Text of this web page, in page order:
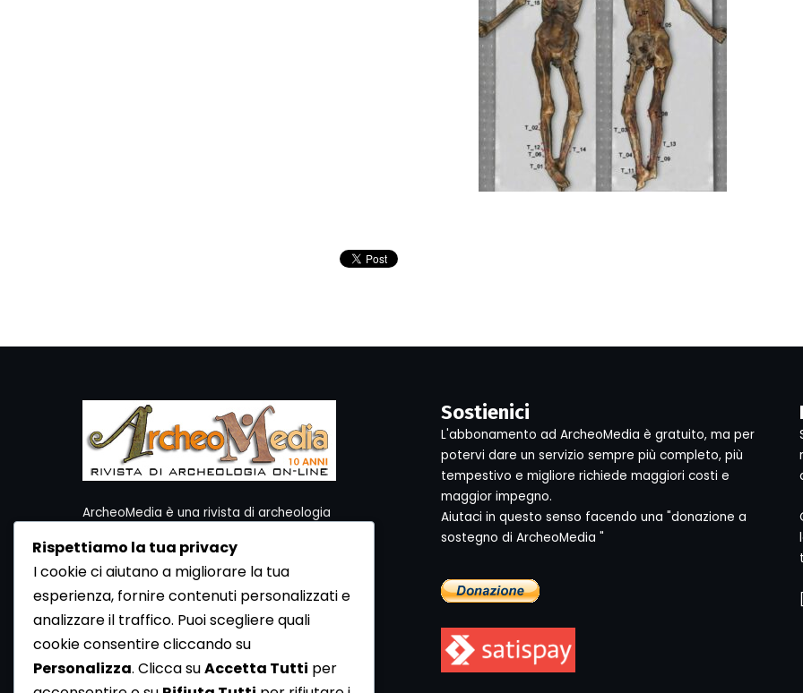
ArcheoMedia è una rivista di archeologia
Per contattare la Redazione potete utilizzare i
seguenti recapiti:
Redazione ArcheoMedia c/o Mediares S.c.
Via Gioberti 80/D - 10128 Torino
Tel 011.5806363 - Fax 011.5808561
http://www.mediares.to.it
Sostienici
L'abbonamento ad ArcheoMedia è gratuito, ma per
potervi dare un servizio sempre più completo, più
tempestivo e migliore richiede maggiori costi e
maggior impegno.
Aiutaci in questo senso facendo una "donazione a
sostegno di ArcheoMedia "
[
Rispettiamo la tua privacy
I cookie ci aiutano a migliorare la tua
esperienza, fornire contenuti personalizzati e
analizzare il traffico. Puoi scegliere quali
cookie consentire cliccando su
Personalizza. Clicca suAccetta Tutti per